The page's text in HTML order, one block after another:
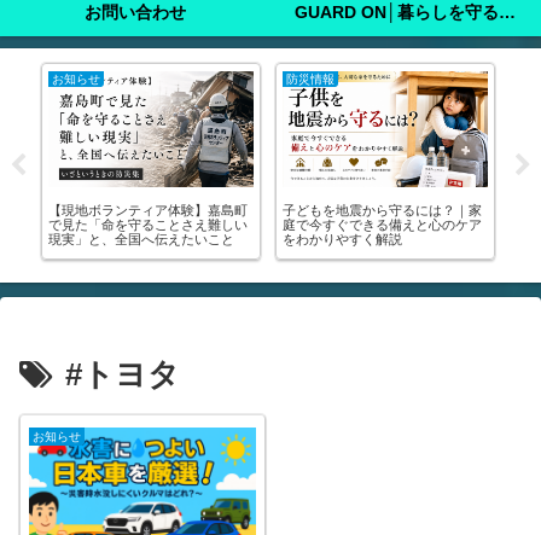
お問い合わせ GUARD ON│暮らしを守る防犯ガイド
震から守るには？｜家
できる備えと心のケア
すく解説
注意喚起
🚨【緊急】罹災証明書を今すぐ取
りに行って！│申請方法・写真の
撮り方・受けられる支援まで全部
注意喚起
🚨【緊急】熊本地震
る方、必ず見てくだ
#トヨタ
お知らせ